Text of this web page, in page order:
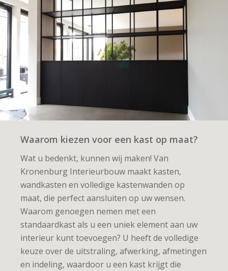
Waarom kiezen voor een kast op maat?
Wat u bedenkt, kunnen wij maken! Van
Kronenburg Interieurbouw maakt kasten,
wandkasten en volledige kastenwanden op
maat, die perfect aansluiten op uw wensen.
Waarom genoegen nemen met een
standaardkast als u een uniek element aan uw
interieur kunt toevoegen? U heeft de volledige
keuze over de uitstraling, afwerking, afmetingen
en indeling, waardoor u een kast krijgt die